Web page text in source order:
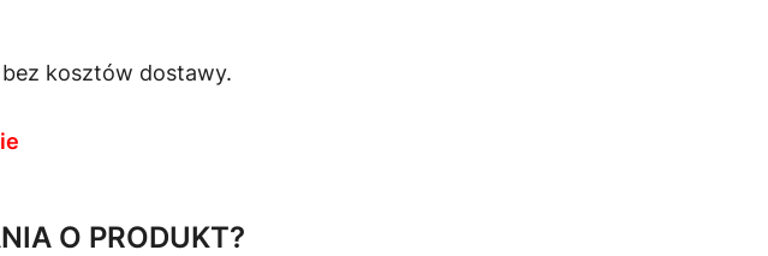
kosztów dostawy.
O PRODUKT?